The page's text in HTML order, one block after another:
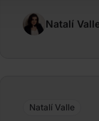
Natalí
Natalí Valle